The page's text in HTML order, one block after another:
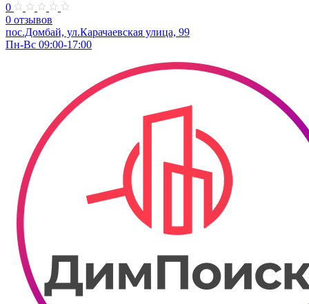
0
0 отзывов
​пос.Домбай, ул.Карачаевская улица, 99
Пн-Вс 09:00-17:00